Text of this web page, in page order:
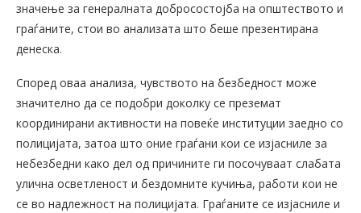
значење за генералната добросостојба на општеството и
граѓаните, стои во анализата што беше презентирана
денеска.
Според оваа анализа, чувството на безбедност може
значително да се подобри доколку се преземат
координирани активности на повеќе институции заедно со
полицијата, затоа што оние граѓани кои се изјасниле за
небезбедни како дел од причините ги посочуваат слабата
улична осветленост и бездомните кучиња, работи кои не
се во надлежност на полицијата. Граѓаните се изјасниле и